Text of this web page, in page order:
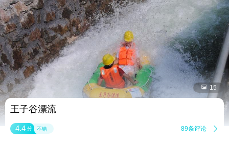
 15
王子谷漂流
4.4 分 不错 89条评论 
